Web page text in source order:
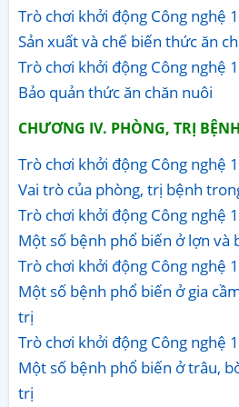
Trò chơi khởi động Công nghệ
Sản xuất và chế biến thức ăn
Trò chơi khởi động Công nghệ
Bảo quản thức ăn chăn nuôi
CHƯƠNG IV. PHÒNG, TRỊ
Trò chơi khởi động Công nghệ
Vai trò của phòng, trị bệnh
Trò chơi khởi động Công nghệ
Một số bệnh phổ biến ở lợn và
Trò chơi khởi động Công nghệ
Một số bệnh phổ biến ở gia
trị
Trò chơi khởi động Công nghệ
Một số bệnh phổ biến ở trâu,
trị